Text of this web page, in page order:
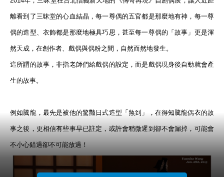
離看到了三昧堂的心血結晶，每一尊偶的五官都是那麼地有神，每一尊
偶的造型、衣飾都是那麼地極具巧思，甚至每一尊偶的「故事」更是渾
然天成，在創作者、戲偶與偶粉之間，自然而然地發生。
這所謂的故事，非指老師們給戲偶的設定，而是戲偶現身後自動就會產
生的故事。
例如騰龍，最先是被他的驚豔日式造型「煞到」，在得知騰龍偶衣的故
事之後，更相信有些事早已註定，或許會稍微遲到卻不會漏掉，可能會
不小心錯過卻不可能放過！